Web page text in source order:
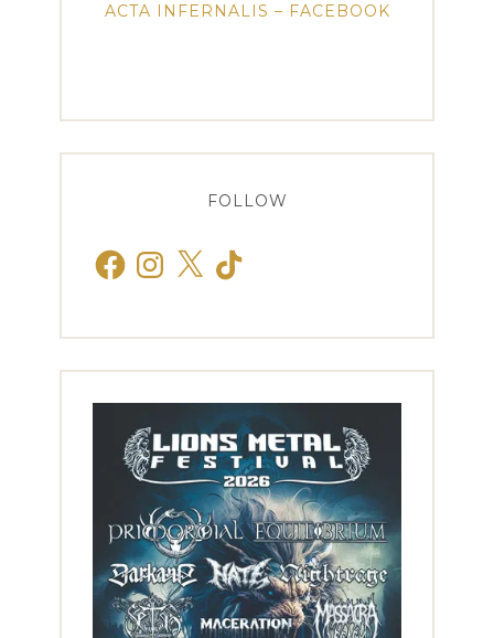
ACTA INFERNALIS – FACEBOOK
FOLLOW
FacebookInstagram
X TikTok